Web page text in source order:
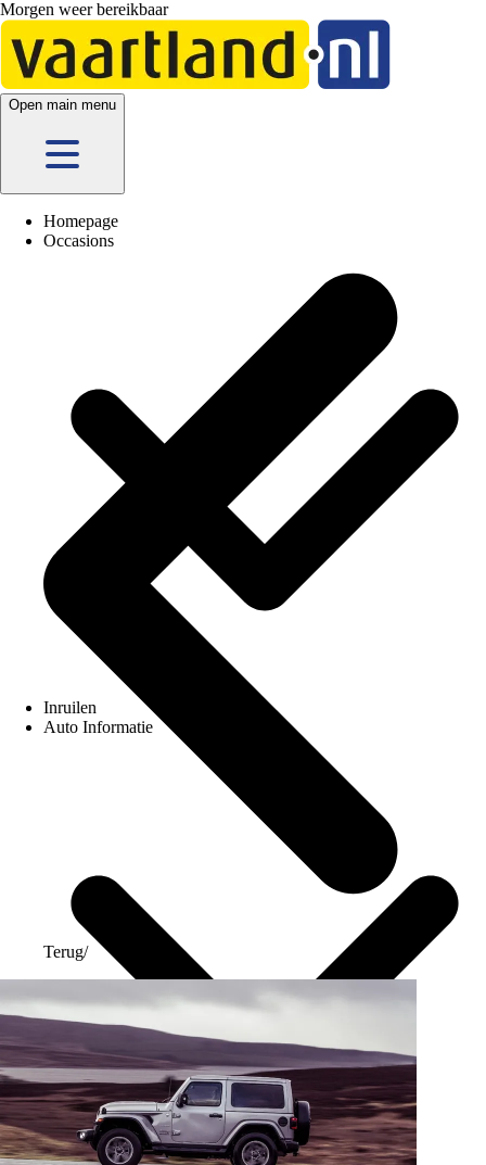
Morgen weer bereikbaar
Open main menu
Homepage
Occasions
Inruilen
Auto Informatie
Terug/